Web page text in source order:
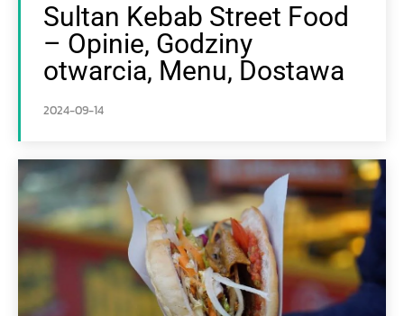
Sultan Kebab Street Food
– Opinie, Godziny
otwarcia, Menu, Dostawa
2024-09-14